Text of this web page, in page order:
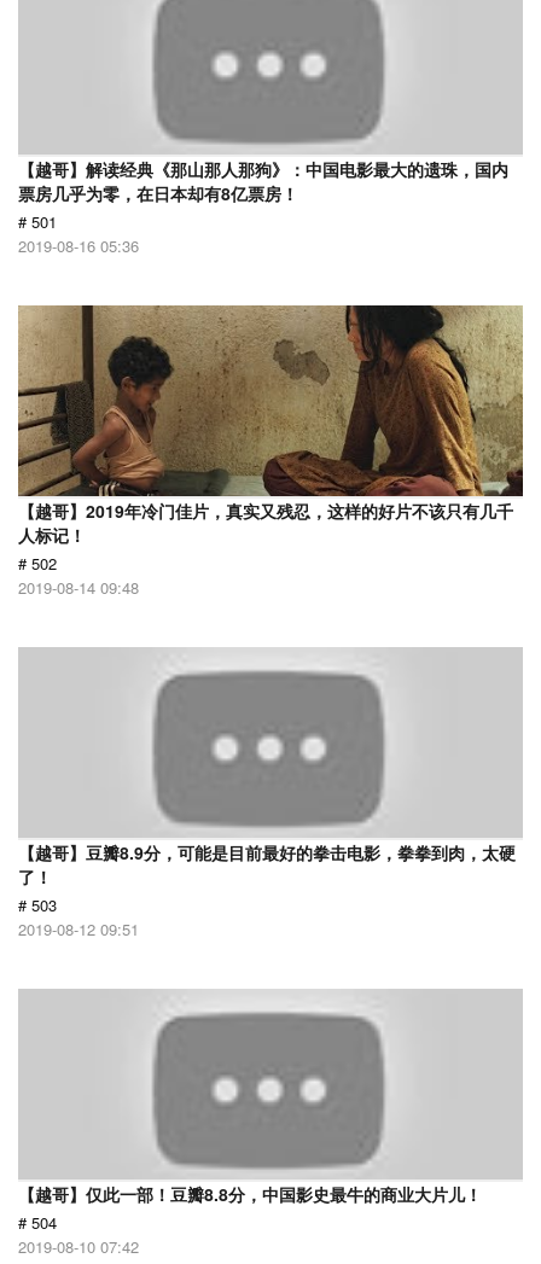
【越哥】解读经典《那山那人那狗》：中国电影最大的遗珠，国内
票房几乎为零，在日本却有8亿票房！
# 501
2019-08-16 05:36
【越哥】2019年冷门佳片，真实又残忍，这样的好片不该只有几千
人标记！
# 502
2019-08-14 09:48
【越哥】豆瓣8.9分，可能是目前最好的拳击电影，拳拳到肉，太硬
了！
# 503
2019-08-12 09:51
【越哥】仅此一部！豆瓣8.8分，中国影史最牛的商业大片儿！
# 504
2019-08-10 07:42